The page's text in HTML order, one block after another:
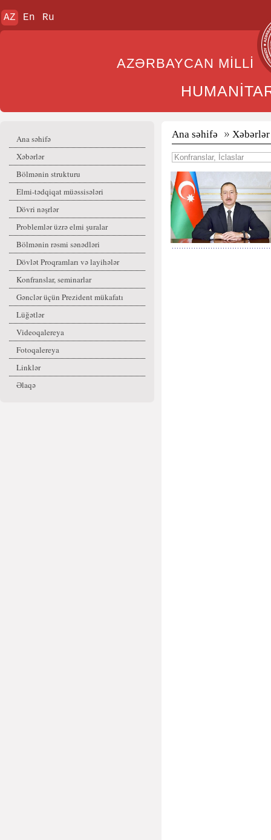
AZ En Ru
AZƏRBAYCAN
Ana səhifə
Xəbərlər
Bölmənin strukturu
Elmi-tədqiqat müəssisələri
Dövri nəşrlər
Problemlər üzrə elmi şuralar
Bölmənin rəsmi sənədləri
Dövlət Proqramları və layihələr
Konfranslar, seminarlar
Gənclər üçün Prezident mükafatı
Lüğətlər
Videoqalereya
Fotoqalereya
Linklər
Əlaqə
Ana səhifə Xəbərlər